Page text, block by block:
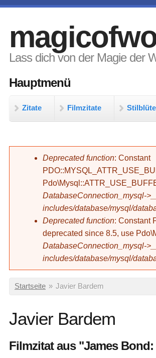
Lass dich von der Magie der
Hauptmenü
Zitate Filmzitate
Fehlermeldung
Deprecated function: Constant
DatabaseConnection_mysql-
includes/database/mysql/
Deprecated function: Constant
deprecated since 8.5, use
DatabaseConnection_mysql-
includes/database/mysql/
Sie sind hier
Startseite » Javier Bardem
Javier Bardem
Filmzitat aus "James